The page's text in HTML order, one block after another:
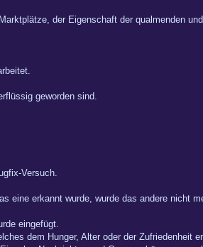
der Eigenschaft der qualmenden
geworden sind.
Versuch.
eine erkannt wurde, wurde das andere nicht
eingefügt.
dem Hunger, Alter oder der Zufriedenheit